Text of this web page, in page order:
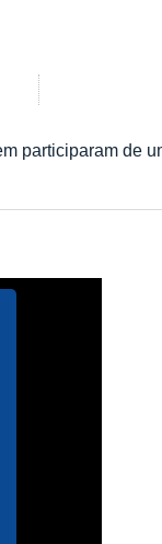
participaram de